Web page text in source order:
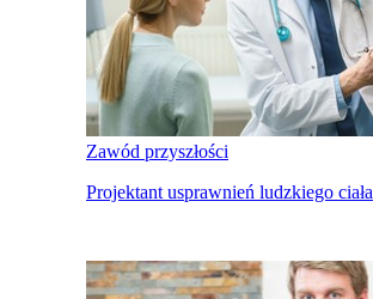
Zawód przyszłości
Projektant usprawnień ludzkiego ciała